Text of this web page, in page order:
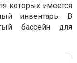
которых имеется
инвентарь. В
бассейн для